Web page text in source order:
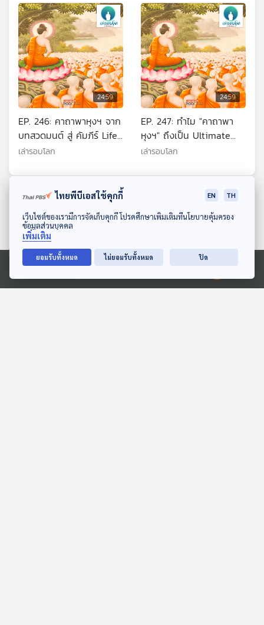
ดาวน์โหลด Thai PBS Podcast Application
Ⓒ 2020 องค์การกระจายเสียงและแพร่ภาพสาธารณะแห่งประเทศไทย
24:59
EP. 246: คาถาพาหุงฯ จาก
บทสวดมนต์ สู่ คัมภีร์ Life
Coach ที่โมเดิร์นที่สุดใน
เล่ารอบโลก
24:59
EP. 247: ทำไม "คาถาพา
หุงฯ" ถึงเป็น Ultimate
Life Coach ของคนยุคนี้
เล่ารอบโลก
ตอนที่เกี่ยวข้องไทยพีบีเอสใช้คุกกี้ EN TH
เว็บไซต์ของเรามีการจัดเก็บคุกกี้ โปรดศึกษาเพิ่มเติมที่นโยบายคุ้มครอง
ข้อมูลส่วนบุคคล
เพิ่มเติม
ยอมรับทั้งหมด ไม่ยอมรับทั้งหมด ปิด